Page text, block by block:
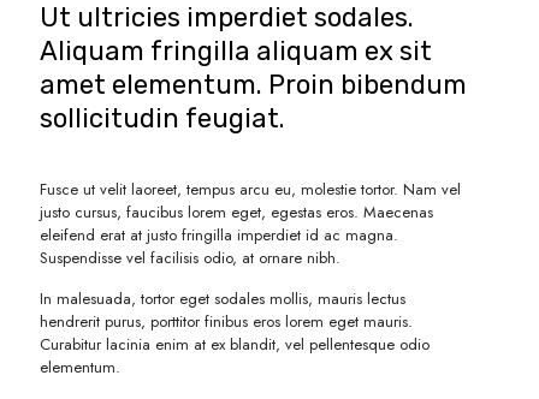
Ut ultricies imperdiet sodales.
Aliquam fringilla aliquam ex sit
amet elementum. Proin bibendum
sollicitudin feugiat.
Fusce ut velit laoreet, tempus arcu eu, molestie tortor. Nam vel
justo cursus, faucibus lorem eget, egestas eros. Maecenas
eleifend erat at justo fringilla imperdiet id ac magna.
Suspendisse vel facilisis odio, at ornare nibh.
In malesuada, tortor eget sodales mollis, mauris lectus
hendrerit purus, porttitor finibus eros lorem eget mauris.
Curabitur lacinia enim at ex blandit, vel pellentesque odio
elementum.